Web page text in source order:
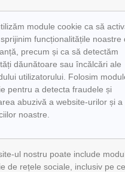
module cookie ca să
funcționalitățile noastre
precum și ca să detectăm
dăunătoare sau încălcări ale
utilizatorului. Folosim
pentru a detecta fraudele și
abuzivă a website-urilor și a
noastre.
ul nostru poate include
de rețele sociale, inclusiv pe